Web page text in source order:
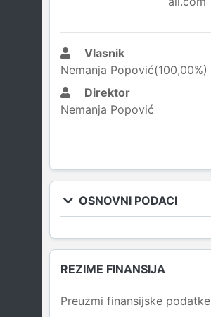
Vlasnik
Nemanja Popović(100,00%)
Direktor
Nemanja Popović
OSNOVNI PODACI
REZIME FINANSIJA
Preuzmi finansijske podatke